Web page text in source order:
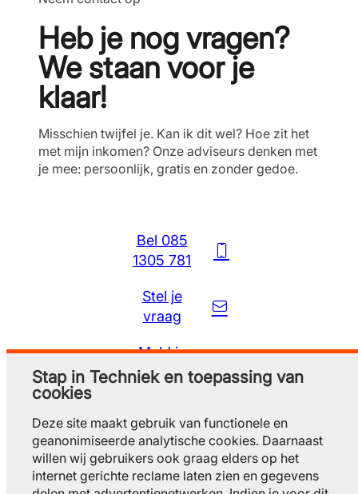
Heb je nog vragen?
We staan voor je
klaar!
Misschien twijfel je. Kan ik dit wel? Hoe zit het
met mijn inkomen? Onze adviseurs denken met
je mee: persoonlijk, gratis en zonder gedoe.
Bel 085
1305 781
Stel je
vraag
Meld je
gratis aan
Stap in Techniek en toepassing van
cookies
Deze site maakt gebruik van functionele en
geanonimiseerde analytische cookies. Daarnaast
willen wij gebruikers ook graag elders op het
internet gerichte reclame laten zien en gegevens